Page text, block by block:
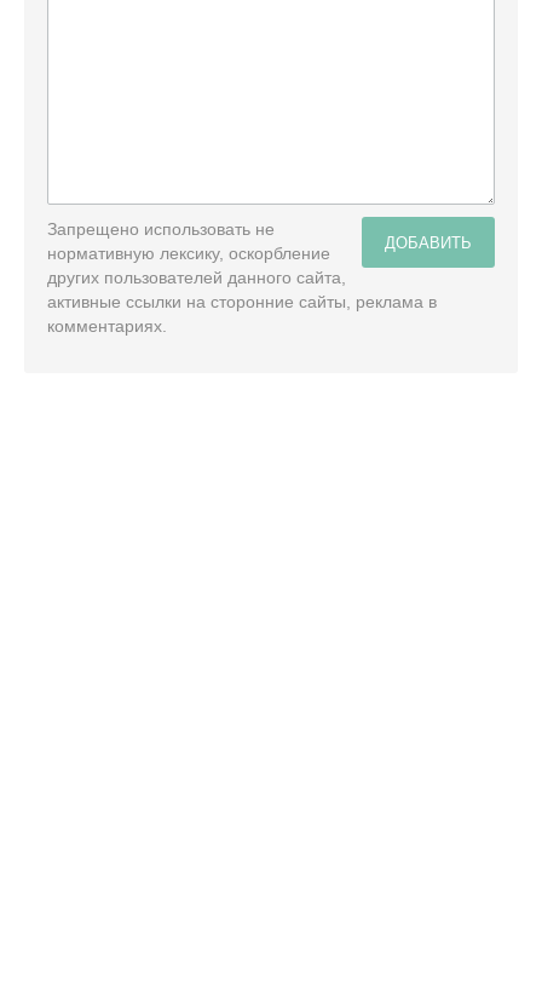
ДОБАВИТЬ
Запрещено использовать не
нормативную лексику, оскорбление
других пользователей данного сайта,
активные ссылки на сторонние сайты, реклама в
комментариях.